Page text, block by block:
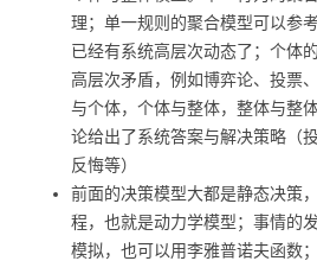
理；单一规则的聚合模型可以参
已经有系统高层次动态了；个体
高层次矛盾，例如博弈论、投票
与个体，个体与整体，整体与整
论给出了系统答案与解决策略（
反悔等）
前面的决策模型大都是静态决策
程，也就是动力学模型；事情的
模拟，也可以用李雅普诺夫函数